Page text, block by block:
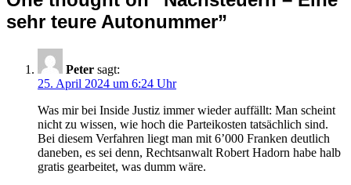
sehr teure Autonummer”
Peter sagt:
25. April 2024 um 6:24 Uhr
Was mir bei Inside Justiz immer wieder auffällt: Man scheint
nicht zu wissen, wie hoch die Parteikosten tatsächlich sind.
Bei diesem Verfahren liegt man mit 6’000 Franken deutlich
daneben, es sei denn, Rechtsanwalt Robert Hadorn habe halb
gratis gearbeitet, was dumm wäre.